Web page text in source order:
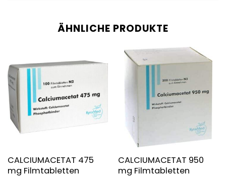
ÄHNLICHE PRODUKTE
CALCIUMACETAT 475
mg Filmtabletten
CALCIUMACETAT 950
mg Filmtabletten